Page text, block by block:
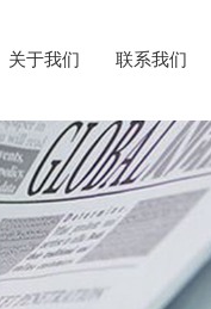
关于我们 联系我们